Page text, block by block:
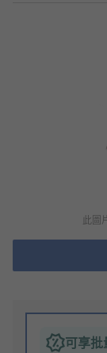
此圖
可享批